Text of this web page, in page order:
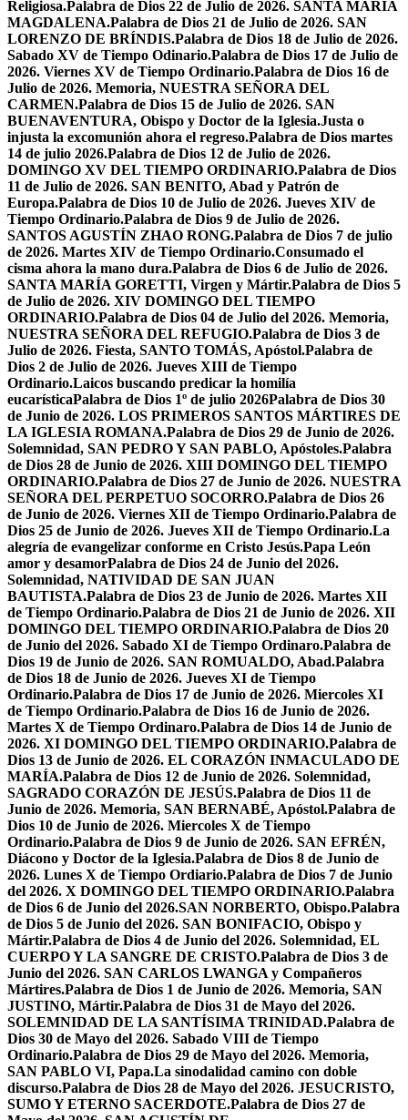
Religiosa.Palabra de Dios 22 de Julio de 2026. SANTA MARÍA
MAGDALENA.Palabra de Dios 21 de Julio de 2026. SAN
LORENZO DE BRÍNDIS.Palabra de Dios 18 de Julio de 2026.
Sabado XV de Tiempo Odinario.Palabra de Dios 17 de Julio de
2026. Viernes XV de Tiempo Ordinario.Palabra de Dios 16 de
Julio de 2026. Memoria, NUESTRA SEÑORA DEL
CARMEN.Palabra de Dios 15 de Julio de 2026. SAN
BUENAVENTURA, Obispo y Doctor de la Iglesia.Justa o
injusta la excomunión ahora el regreso.Palabra de Dios martes
14 de julio 2026.Palabra de Dios 12 de Julio de 2026.
DOMINGO XV DEL TIEMPO ORDINARIO.Palabra de Dios
11 de Julio de 2026. SAN BENITO, Abad y Patrón de
Europa.Palabra de Dios 10 de Julio de 2026. Jueves XIV de
Tiempo Ordinario.Palabra de Dios 9 de Julio de 2026.
SANTOS AGUSTÍN ZHAO RONG.Palabra de Dios 7 de julio
de 2026. Martes XIV de Tiempo Ordinario.Consumado el
cisma ahora la mano dura.Palabra de Dios 6 de Julio de 2026.
SANTA MARÍA GORETTI, Virgen y Mártir.Palabra de Dios 5
de Julio de 2026. XIV DOMINGO DEL TIEMPO
ORDINARIO.Palabra de Dios 04 de Julio del 2026. Memoria,
NUESTRA SEÑORA DEL REFUGIO.Palabra de Dios 3 de
Julio de 2026. Fiesta, SANTO TOMÁS, Apóstol.Palabra de
Dios 2 de Julio de 2026. Jueves XIII de Tiempo
Ordinario.Laicos buscando predicar la homilía
eucarísticaPalabra de Dios 1º de julio 2026Palabra de Dios 30
de Junio de 2026. LOS PRIMEROS SANTOS MÁRTIRES DE
LA IGLESIA ROMANA.Palabra de Dios 29 de Junio de 2026.
Solemnidad, SAN PEDRO Y SAN PABLO, Apóstoles.Palabra
de Dios 28 de Junio de 2026. XIII DOMINGO DEL TIEMPO
ORDINARIO.Palabra de Dios 27 de Junio de 2026. NUESTRA
SEÑORA DEL PERPETUO SOCORRO.Palabra de Dios 26
de Junio de 2026. Viernes XII de Tiempo Ordinario.Palabra de
Dios 25 de Junio de 2026. Jueves XII de Tiempo Ordinario.La
alegría de evangelizar conforme en Cristo Jesús.Papa León
amor y desamorPalabra de Dios 24 de Junio del 2026.
Solemnidad, NATIVIDAD DE SAN JUAN
BAUTISTA.Palabra de Dios 23 de Junio de 2026. Martes XII
de Tiempo Ordinario.Palabra de Dios 21 de Junio de 2026. XII
DOMINGO DEL TIEMPO ORDINARIO.Palabra de Dios 20
de Junio del 2026. Sabado XI de Tiempo Ordinaro.Palabra de
Dios 19 de Junio de 2026. SAN ROMUALDO, Abad.Palabra
de Dios 18 de Junio de 2026. Jueves XI de Tiempo
Ordinario.Palabra de Dios 17 de Junio de 2026. Miercoles XI
de Tiempo Ordinario.Palabra de Dios 16 de Junio de 2026.
Martes X de Tiempo Ordinaro.Palabra de Dios 14 de Junio de
2026. XI DOMINGO DEL TIEMPO ORDINARIO.Palabra de
Dios 13 de Junio de 2026. EL CORAZÓN INMACULADO DE
MARÍA.Palabra de Dios 12 de Junio de 2026. Solemnidad,
SAGRADO CORAZÓN DE JESÚS.Palabra de Dios 11 de
Junio de 2026. Memoria, SAN BERNABÉ, Apóstol.Palabra de
Dios 10 de Junio de 2026. Miercoles X de Tiempo
Ordinario.Palabra de Dios 9 de Junio de 2026. SAN EFRÉN,
Diácono y Doctor de la Iglesia.Palabra de Dios 8 de Junio de
2026. Lunes X de Tiempo Ordiario.Palabra de Dios 7 de Junio
del 2026. X DOMINGO DEL TIEMPO ORDINARIO.Palabra
de Dios 6 de Junio del 2026.SAN NORBERTO, Obispo.Palabra
de Dios 5 de Junio del 2026. SAN BONIFACIO, Obispo y
Mártir.Palabra de Dios 4 de Junio del 2026. Solemnidad, EL
CUERPO Y LA SANGRE DE CRISTO.Palabra de Dios 3 de
Junio del 2026. SAN CARLOS LWANGA y Compañeros
Mártires.Palabra de Dios 1 de Junio de 2026. Memoria, SAN
JUSTINO, Mártir.Palabra de Dios 31 de Mayo del 2026.
SOLEMNIDAD DE LA SANTÍSIMA TRINIDAD.Palabra de
Dios 30 de Mayo del 2026. Sabado VIII de Tiempo
Ordinario.Palabra de Dios 29 de Mayo del 2026. Memoria,
SAN PABLO VI, Papa.La sinodalidad camino con doble
discurso.Palabra de Dios 28 de Mayo del 2026. JESUCRISTO,
SUMO Y ETERNO SACERDOTE.Palabra de Dios 27 de